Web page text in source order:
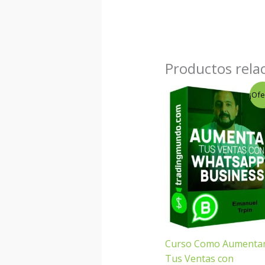
Productos
Curso Como
Tus Ventas con
El
precio
original
$26.00.
El
precio
actual
es:
$4.00.